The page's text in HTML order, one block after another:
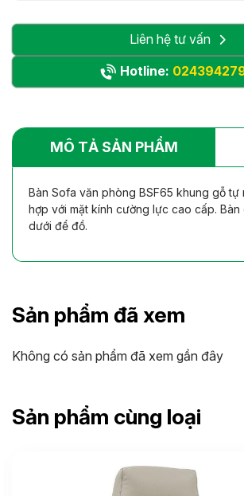
Liên hệ tư vấn
Hotline:
MÔ TẢ SẢN PHẨM
Bàn Sofa văn phòng BSF65 khung gỗ tự
hợp với mặt kính cường lực cao cấp.
dưới để đồ.
Sản phẩm đã xem
Không có sản phẩm đã xem gần đây
Sản phẩm cùng loại